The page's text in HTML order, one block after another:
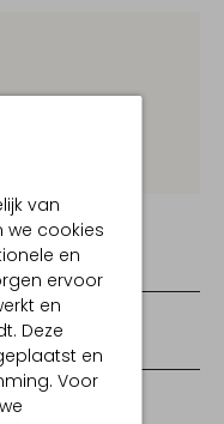
van
we cookies
en
ervoor
en
Deze
en
Voor